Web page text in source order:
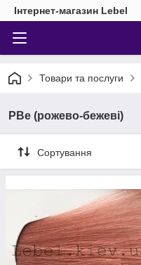
Інтернет-магазин Lebel
Товари та послуги
PBe (рожево-бежеві)
Сортування